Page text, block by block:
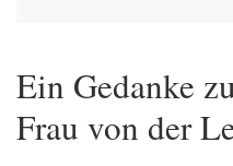
Ein Gedanke
Frau von der